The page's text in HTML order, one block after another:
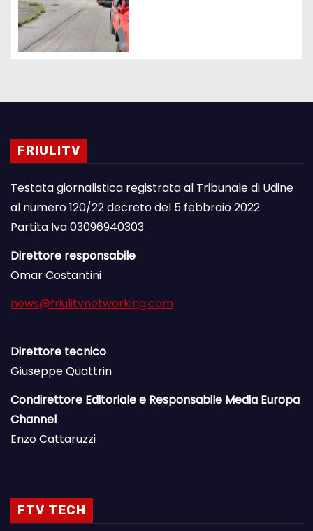
FRIULITV
Testata giornalistica registrata al Tribunale di Udine
al numero 120/22 decreto del 5 febbraio 2022
Partita Iva 03096940303
Direttore responsabile
Omar Costantini
news@friulitvnetworking.com
Direttore tecnico
Giuseppe Quattrin
Condirettore Editoriale e Responsabile Media Europa
Channel
Enzo Cattaruzzi
FTV TECH